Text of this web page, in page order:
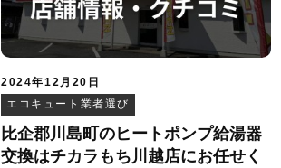
2024年12月20日
エコキュート業者選び
比企郡川島町のヒートポンプ給湯器
交換はチカラもち川越店にお任せく